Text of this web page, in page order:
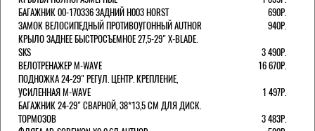
БАГАЖНИК 00-170336 ЗАДНИЙ H003 HORST
690Р.
ЗАМОК ВЕЛОСИПЕДНЫЙ ПРОТИВОУГОННЫЙ AUTHOR
940Р.
КРЫЛО ЗАДНЕЕ БЫСТРОСЪЕМНОЕ 27,5-29" X-BLADE.
SKS
3 490Р.
ВЕЛОТРЕНАЖЕР M-WAVE
16 670Р.
ПОДНОЖКА 24-29" РЕГУЛ. ЦЕНТР. КРЕПЛЕНИЕ,
УСИЛЕННАЯ M-WAVE
1 497Р.
БАГАЖНИК 24-29" СВАРНОЙ, 38*13,5 СМ ДЛЯ ДИСК.
ТОРМОЗОВ
3 483Р.